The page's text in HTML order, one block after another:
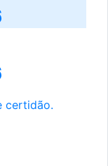
certidão.